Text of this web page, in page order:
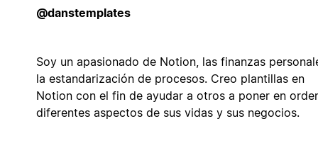
@danstemplates
Soy un apasionado de Notion, las finanzas
la estandarización de procesos. Creo plantillas en
Notion con el fin de ayudar a otros a poner en
diferentes aspectos de sus vidas y sus negocios.